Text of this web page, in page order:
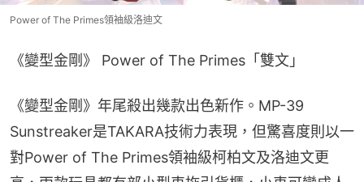
Power of The Primes領袖級洛迪文
《變型金剛》 Power of The Primes「雙文」
《變型金剛》年尾殺出幾款出色新作。MP-39
Sunstreaker是TAKARA技術力表現，但驚喜度則以一
對Power of The Primes領袖級柯柏文及洛迪文更